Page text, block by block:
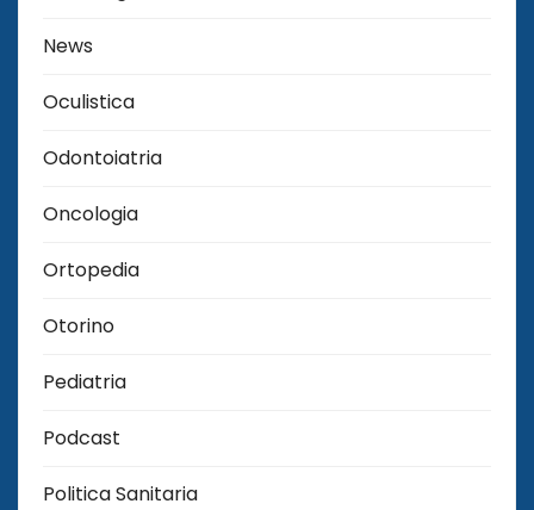
News
Oculistica
Odontoiatria
Oncologia
Ortopedia
Otorino
Pediatria
Podcast
Politica Sanitaria